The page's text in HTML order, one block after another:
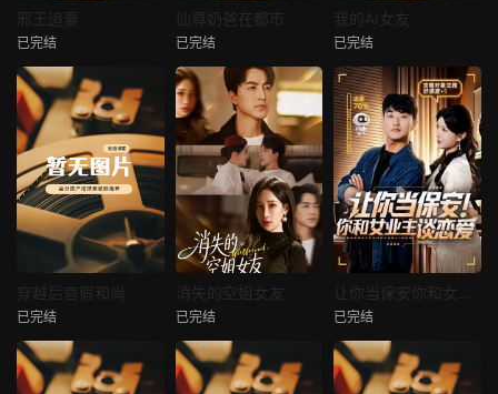
热播
邪王追妻
未知
邪王追妻
已完结
热播
未知
仙尊奶爸在都市
已完结
热播
我的AI女友
未知
我的AI女友
已完结
未知
穿越后宫假和尚
已完结
热播
未知
消失的空姐女友
已完结
未知
已完结